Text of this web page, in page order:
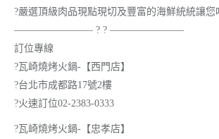
?嚴選頂級肉品現點現切及豐富的海鮮統統讓您
———————— ? ? ———————–
訂位專線
?瓦崎燒烤火鍋-【西門店】
?台北市成都路17號2樓
?火速訂位02-2383-0333
?瓦崎燒烤火鍋-【忠孝店】